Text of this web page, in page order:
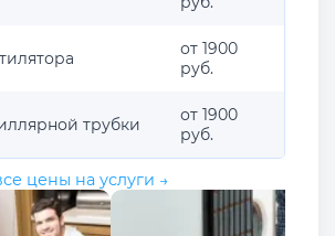
от 1900
руб.
трубки
от 1900
руб.
цены на услуги →